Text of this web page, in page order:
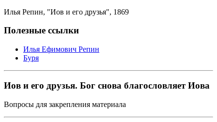
Илья Репин, "Иов и его друзья", 1869
Полезные ссылки
Илья Ефимович Репин
Буря
Иов и его друзья. Бог снова благословляет Иова
Вопросы для закрепления материала